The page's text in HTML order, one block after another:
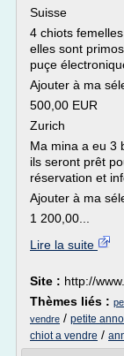
Suisse
4 chiots
elles sont
puçe
Ajouter à ma
500,00 EUR
Zurich
Ma mina a eu 3
ils seront prêt
réservation et
Ajouter à ma
1 200,00...
Lire la suite
Site : http://
Thèmes liés :
vendre / petite
chiot a vendre /